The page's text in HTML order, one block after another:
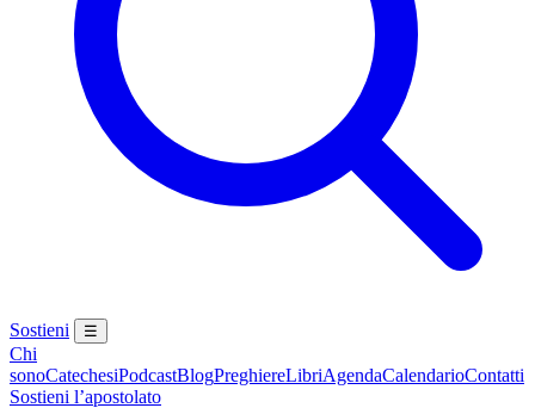
Sostieni ☰
Chi
sonoCatechesiPodcastBlogPreghiereLibriAgendaCalendarioContatti
Sostieni l’apostolato